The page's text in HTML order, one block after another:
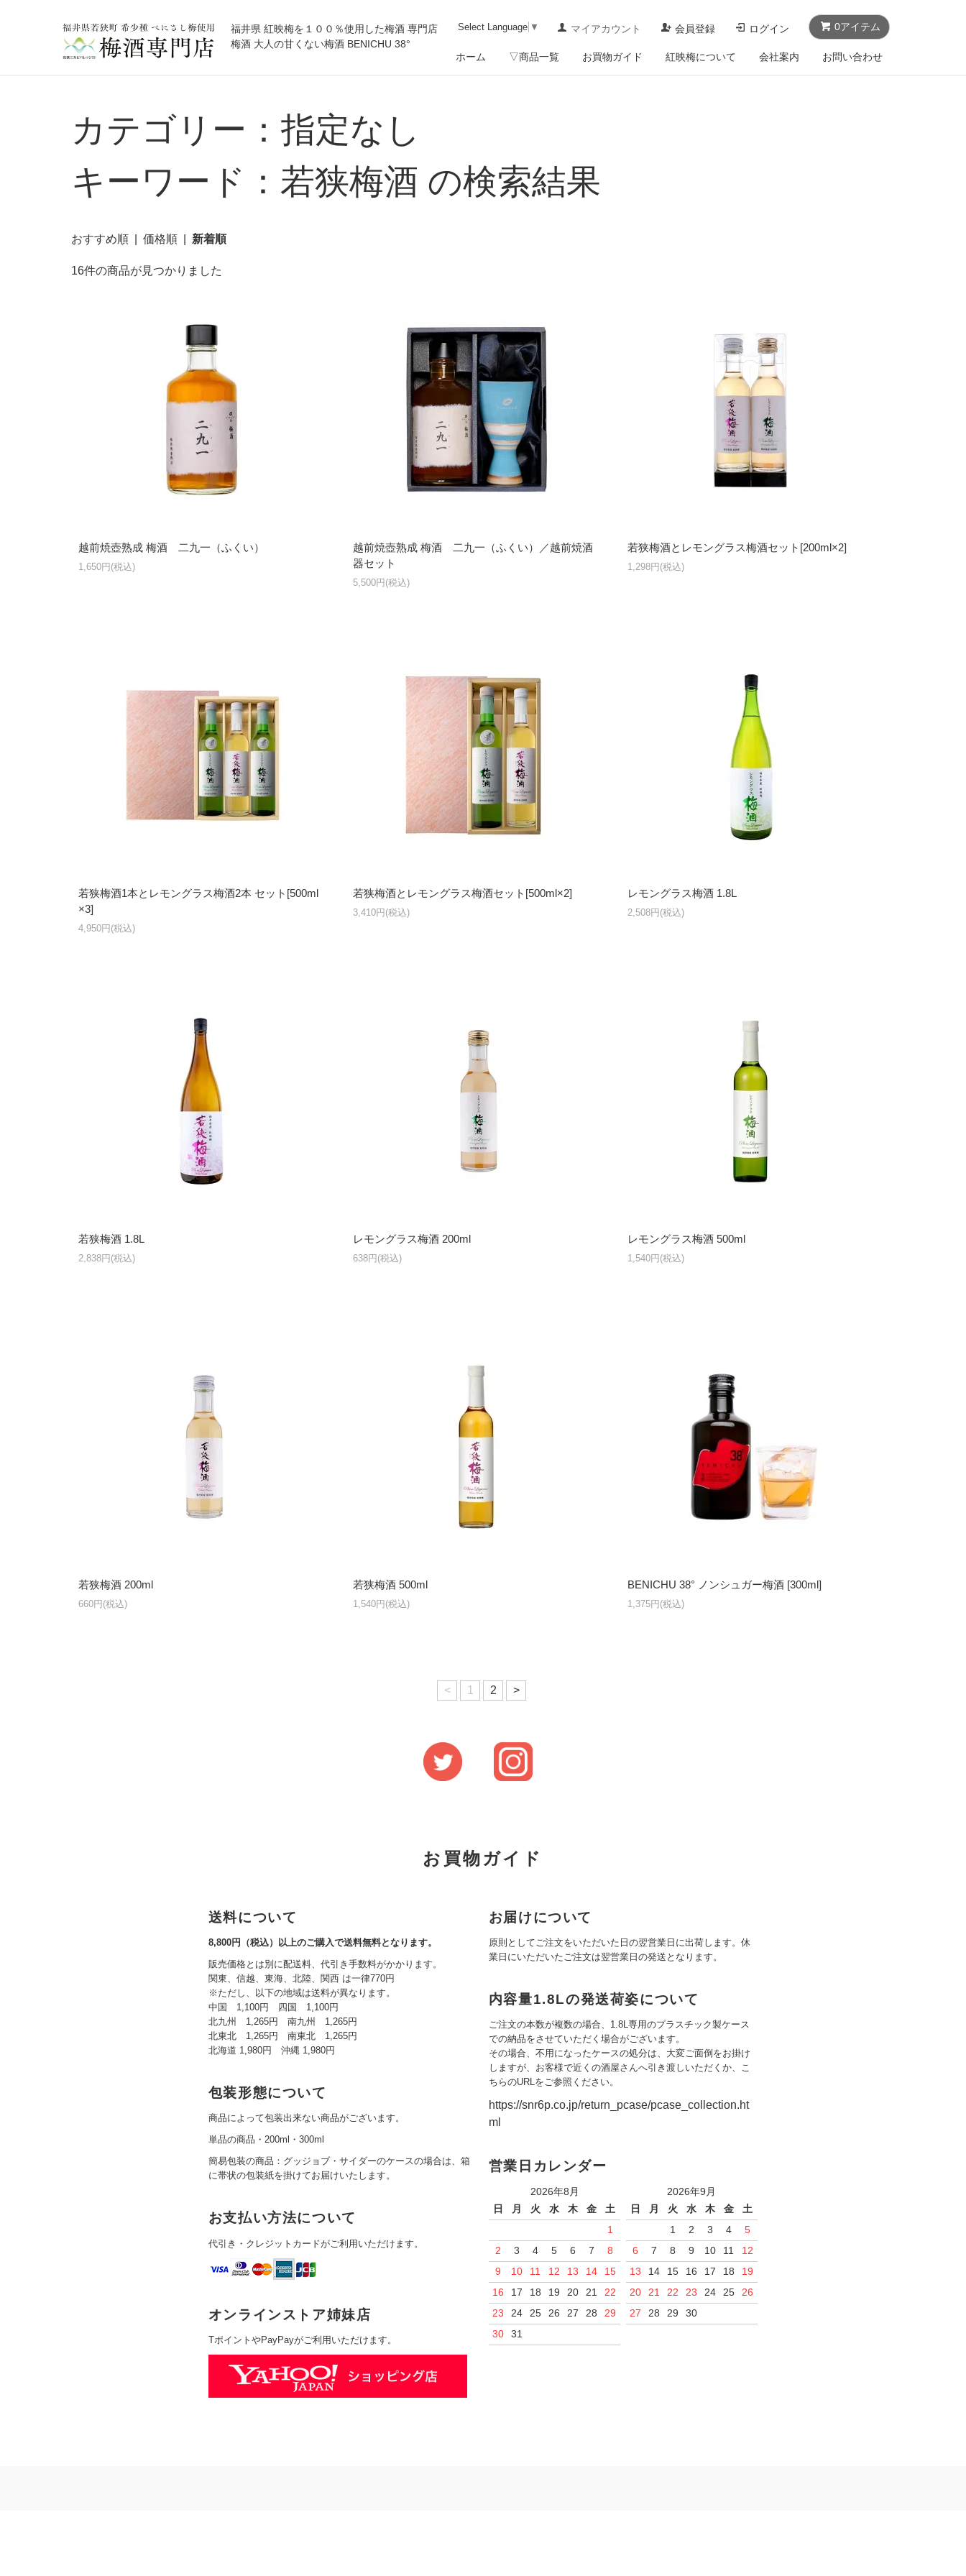
福井県 紅映梅を１００％使用した梅酒 専門店
梅酒 大人の甘くない梅酒 BENICHU 38°
Select Language ▼ マイアカウント 会員登録 ログイン 0アイテム
ホーム ▽商品一覧 お買物ガイド 紅映梅について 会社案内 お問い合わせ
カテゴリー：指定なし
キーワード：若狭梅酒 の検索結果
おすすめ順| 価格順| 新着順
16件の商品が見つかりました
越前焼壺熟成 梅酒 二九一（ふくい）
1,650円(税込)
越前焼壺熟成 梅酒 二九一（ふくい）／越前焼酒
器セット
5,500円(税込)
若狭梅酒とレモングラス梅酒セット[200ml×2]
1,298円(税込)
若狭梅酒1本とレモングラス梅酒2本 セット[500ml
×3]
4,950円(税込)
若狭梅酒とレモングラス梅酒セット[500ml×2]
3,410円(税込)
レモングラス梅酒 1.8L
2,508円(税込)
若狭梅酒 1.8L
2,838円(税込)
レモングラス梅酒 200ml
638円(税込)
レモングラス梅酒 500ml
1,540円(税込)
若狭梅酒 200ml
660円(税込)
若狭梅酒 500ml
1,540円(税込)
BENICHU 38° ノンシュガー梅酒 [300ml]
1,375円(税込)
< 1 2 >
お買物ガイド
送料について
8,800円（税込）以上のご購入で送料無料となります。
販売価格とは別に配送料、代引き手数料がかかります。
関東、信越、東海、北陸、関西 は一律770円
※ただし、以下の地域は送料が異なります。
中国 1,100円 四国 1,100円
北九州 1,265円 南九州 1,265円
北東北 1,265円 南東北 1,265円
北海道 1,980円 沖縄 1,980円
包装形態について
商品によって包装出来ない商品がございます。
単品の商品・200ml・300ml
簡易包装の商品：グッジョブ・サイダーのケースの場合は、箱
に帯状の包装紙を掛けてお届けいたします。
お支払い方法について
代引き・クレジットカードがご利用いただけます。
オンラインストア姉妹店
TポイントやPayPayがご利用いただけます。
お届けについて
原則としてご注文をいただいた日の翌営業日に出荷します。休
業日にいただいたご注文は翌営業日の発送となります。
内容量1.8Lの発送荷姿について
ご注文の本数が複数の場合、1.8L専用のプラスチック製ケース
での納品をさせていただく場合がございます。
その場合、不用になったケースの処分は、大変ご面倒をお掛け
しますが、お客様で近くの酒屋さんへ引き渡しいただくか、こ
ちらのURLをご参照ください。
https://snr6p.co.jp/return_pcase/pcase_collection.ht
ml
営業日カレンダー
2026年8月
日
月 火 水 木 金
土
1
2
3 4 5 6 7
8
9
10 11 12 13 14
15
16
17 18 19 20 21
22
23
24 25 26 27 28
29
30
31
2026年9月
日
月 火 水 木 金
土
1
2 3 4
5
6
7 8 9 10 11
12
13
14 15 16 17 18
19
20
21 22 23 24 25
26
27
28 29 30